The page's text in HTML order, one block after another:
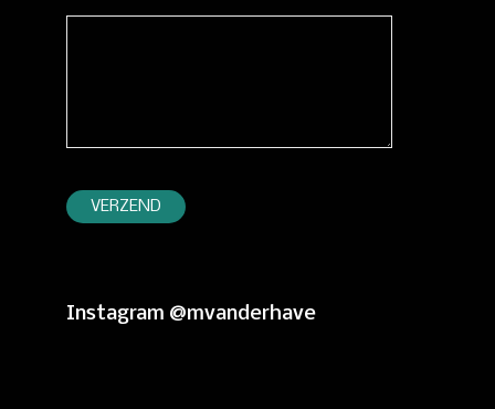
Instagram @mvanderhave